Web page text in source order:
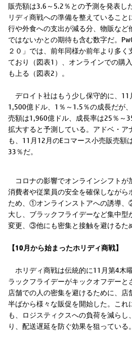
販売額は3.6～5.2％との予測を発表し
リディ商戦への準備を整えているこ
行や外食への支出が減る分、物販など
ではないかとの期待も含む数字だ。
２０」では、前年同様か前年より多
ており（図表1）、オンラインでの購
も上る（図表2）。
デロイト社はもう少し保守的に、11
1,500億ドル、1％～1.5％の成長だが
売額は1,960億ドル、成長率は25％～
拡大すると予測している。アドベ・ア
も、11月12月のEコマース小売販売額
33％だ。
コロナの影響でオンラインシフトが
消費者や従業員の安全を確保しながら
ため、①オンラインストアへの誘導
大し、ブラックフライデーなど集中型
変更、③他にも密集と接触を避けるた
【10月から始まったホリディ商戦】
ホリディ商戦は伝統的に11月第4木
ラックフライデーがキックオフデーと
店舗での人の密集を避けるために、店
半ばから様々な販促を開始した。これ
も、ロジスティクスへの負荷を減らし
り、配送遅延を防ぐ効果を狙っている。